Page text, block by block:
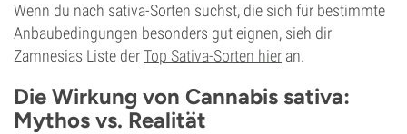
Wenn du nach sativa-Sorten suchst, die sich für bestimmte
Anbaubedingungen besonders gut eignen, sieh dir
Zamnesias Liste derTop Sativa-Sorten hier an.
Die Wirkung von Cannabis sativa:
Mythos vs. Realität